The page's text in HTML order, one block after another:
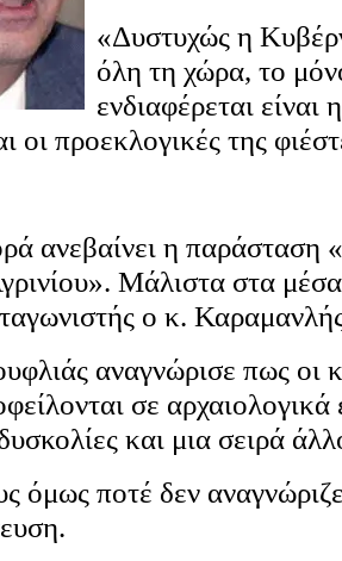
«Δυστυχώς η
όλη τη χώρα, το
ενδιαφέρεται
οι προεκλογικές της
ανεβαίνει η
Μάλιστα στα
ο κ.
αναγνώρισε πως οι
σε
και μια σειρά
όμως ποτέ δεν